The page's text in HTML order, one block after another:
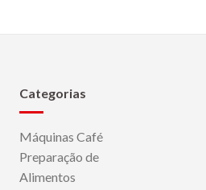
Categorias
Máquinas Café
Preparação de
Alimentos